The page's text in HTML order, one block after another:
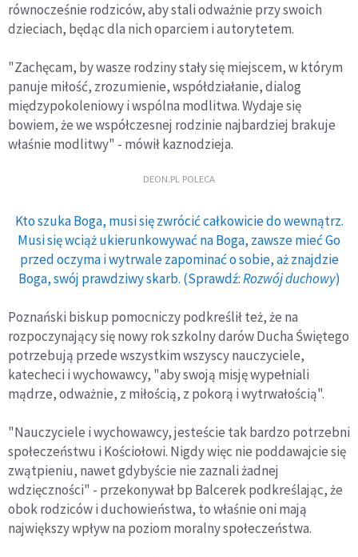
równocześnie rodziców, aby stali odważnie przy swoich
dzieciach, będąc dla nich oparciem i autorytetem.
"Zachęcam, by wasze rodziny stały się miejscem, w którym
panuje miłość, zrozumienie, współdziałanie, dialog
międzypokoleniowy i wspólna modlitwa. Wydaje się
bowiem, że we współczesnej rodzinie najbardziej brakuje
właśnie modlitwy" - mówił kaznodzieja.
DEON.PL POLECA
Kto szuka Boga, musi się zwrócić całkowicie do wewnątrz.
Musi się wciąż ukierunkowywać na Boga, zawsze mieć Go
przed oczyma i wytrwale zapominać o sobie, aż znajdzie
Boga, swój prawdziwy skarb. (Sprawdź:Rozwój duchowy)
Poznański biskup pomocniczy podkreślił też, że na
rozpoczynający się nowy rok szkolny darów Ducha Świętego
potrzebują przede wszystkim wszyscy nauczyciele,
katecheci i wychowawcy, "aby swoją misję wypełniali
mądrze, odważnie, z miłością, z pokorą i wytrwałością".
"Nauczyciele i wychowawcy, jesteście tak bardzo potrzebni
społeczeństwu i Kościołowi. Nigdy więc nie poddawajcie się
zwątpieniu, nawet gdybyście nie zaznali żadnej
wdzięczności" - przekonywał bp Balcerek podkreślając, że
obok rodziców i duchowieństwa, to właśnie oni mają
największy wpływ na poziom moralny społeczeństwa.